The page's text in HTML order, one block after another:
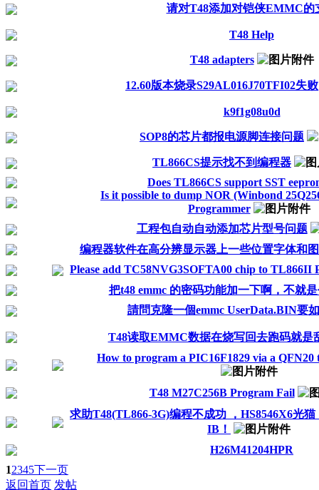
请对T48添加对铠侠EMMC的
T48 Help
T48 adapters
12.60版本烧录S29AL016J70TFI02失败
k9f1g08u0d
SOP8的芯片都报电源脚连接问题
TL866CS提示找不到编程器
Does TL866CS support SST
Is it possible to dump NOR (Winbond
Programmer
工程包自动自动添加芯片型号问题
编程器软件在高分辨显示器上一些位置字体和
Please add TC58NVG3SOFTA00 chip to TL866II
把t48 emmc 的密码功能加一下啊，不就
請問克隆一個emmc UserData.BIN要
T48读取EMMC数据在烧写回去跑码就是
How to program a PIC16F1829 via a QFN20
T48 M27C256B Program Fail
求助T48(TL866-3G)编程不成功 ，HS8546X6光
IB！
H26M41204HPR
12345下一页
返回首页 发帖